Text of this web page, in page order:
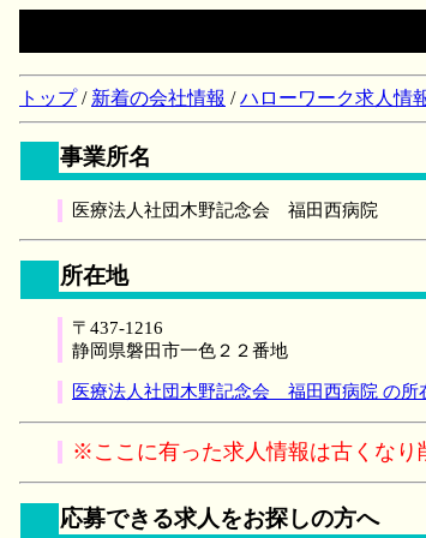
トップ/ 新着の会社情報 /ハローワーク求人情
事業所名
医療法人社団木野記念会 福田西病院
所在地
〒437-1216
静岡県磐田市一色２２番地
医療法人社団木野記念会 福田西病院 の所
※ここに有った求人情報は古くなり
応募できる求人をお探しの方へ